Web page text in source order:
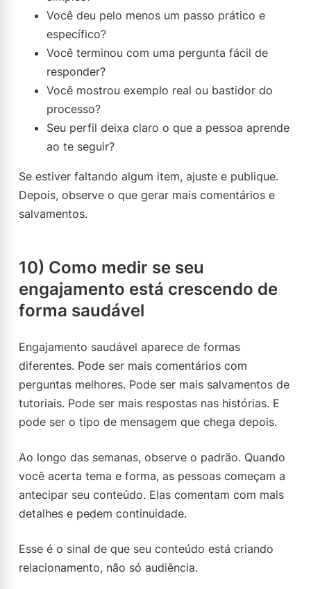
Você deu pelo menos um passo prático e
específico?
Você terminou com uma pergunta fácil de
responder?
Você mostrou exemplo real ou bastidor do
processo?
Seu perfil deixa claro o que a pessoa aprende
ao te seguir?
Se estiver faltando algum item, ajuste e publique.
Depois, observe o que gerar mais comentários e
salvamentos.
10) Como medir se seu
engajamento está crescendo de
forma saudável
Engajamento saudável aparece de formas
diferentes. Pode ser mais comentários com
perguntas melhores. Pode ser mais salvamentos de
tutoriais. Pode ser mais respostas nas histórias. E
pode ser o tipo de mensagem que chega depois.
Ao longo das semanas, observe o padrão. Quando
você acerta tema e forma, as pessoas começam a
antecipar seu conteúdo. Elas comentam com mais
detalhes e pedem continuidade.
Esse é o sinal de que seu conteúdo está criando
relacionamento, não só audiência.